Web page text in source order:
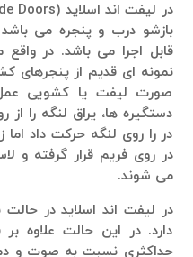
بازشو درب و پنجره می
قابل اجرا می باشد. در
نمونه ای قدیم از پنجرهای
صورت لیفت یا کشویی
دستگیره ها، یراق لنگه را
در را روی لنگه حرکت داد اما
در روی فریم قرار گرفته و
می شوند.
در لیفت اند اسلاید در
دارد. در این حالت علاوه
حداکثری نسبت به صوت و